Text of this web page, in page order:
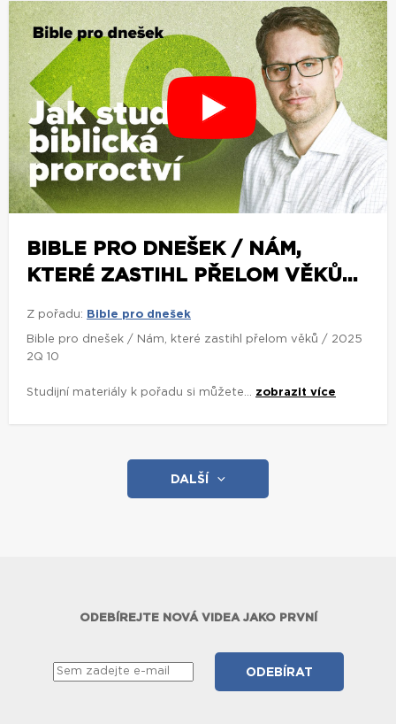
BIBLE PRO DNEŠEK / NÁM,
KTERÉ ZASTIHL PŘELOM VĚKŮ...
Z pořadu: Bible pro dnešek
Bible pro dnešek / Nám, které zastihl přelom věků / 2025
2Q 10
Studijní materiály k pořadu si můžete... zobrazit více
DALŠÍ
ODEBÍREJTE NOVÁ VIDEA JAKO PRVNÍ